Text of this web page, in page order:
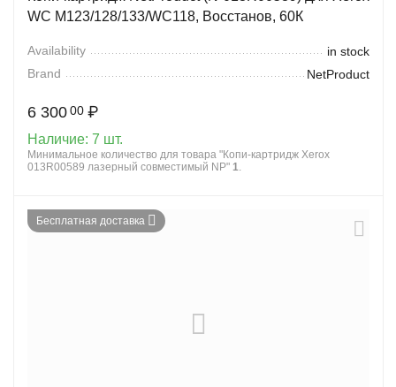
WC M123/128/133/WC118, Восстанов, 60К
Availability
in stock
Brand
NetProduct
6 300 00 ₽
Наличие: 7 шт.
Минимальное количество для товара "Копи-картридж Xerox
013R00589 лазерный совместимый NP" 1.
Бесплатная доставка